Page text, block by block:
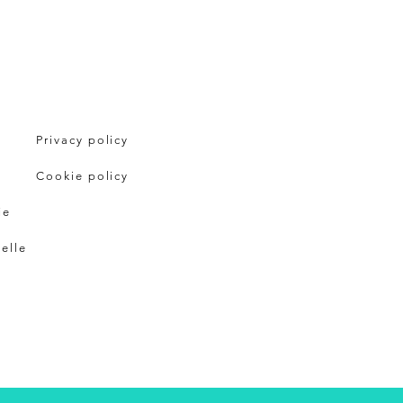
Privacy policy
Cookie policy